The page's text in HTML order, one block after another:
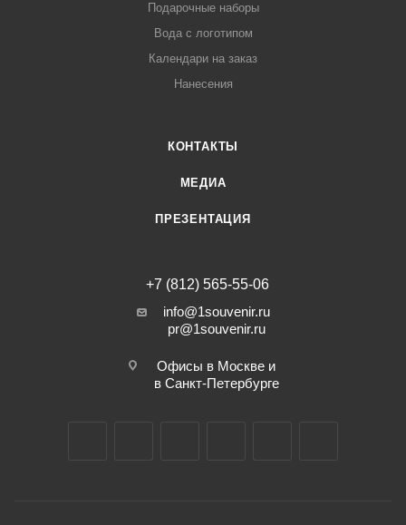
Подарочные наборы
Вода с логотипом
Календари на заказ
Нанесения
КОНТАКТЫ
МЕДИА
ПРЕЗЕНТАЦИЯ
+7 (812) 565-55-06
info@1souvenir.ru
pr@1souvenir.ru
Офисы в Москве и
в Санкт-Петербурге